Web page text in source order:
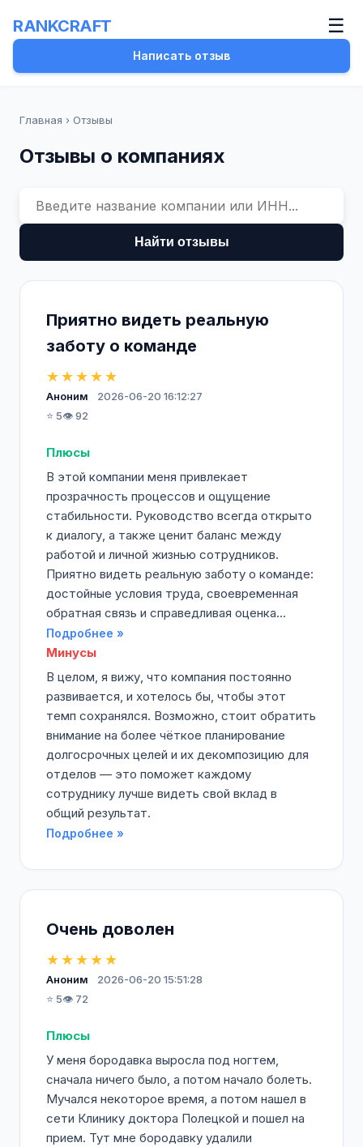
RANKCRAFT ☰
Написать отзыв
Главная › Отзывы
Отзывы о компаниях
Найти отзывы
Приятно видеть реальную
заботу о команде
★★★★★
Аноним
2026-06-20 16:12:27
⭐ 5👁️ 92
Плюсы
В этой компании меня привлекает
прозрачность процессов и ощущение
стабильности. Руководство всегда открыто
к диалогу, а также ценит баланс между
работой и личной жизнью сотрудников.
Приятно видеть реальную заботу о команде:
достойные условия труда, своевременная
обратная связь и справедливая оценка...
Подробнее »
Минусы
В целом, я вижу, что компания постоянно
развивается, и хотелось бы, чтобы этот
темп сохранялся. Возможно, стоит обратить
внимание на более чёткое планирование
долгосрочных целей и их декомпозицию для
отделов — это поможет каждому
сотруднику лучше видеть свой вклад в
общий результат.
Подробнее »
Очень доволен
★★★★★
Аноним
2026-06-20 15:51:28
⭐ 5👁️ 72
Плюсы
У меня бородавка выросла под ногтем,
сначала ничего было, а потом начало болеть.
Мучался некоторое время, а потом нашел в
сети Клинику доктора Полецкой и пошел на
прием. Тут мне бородавку удалили